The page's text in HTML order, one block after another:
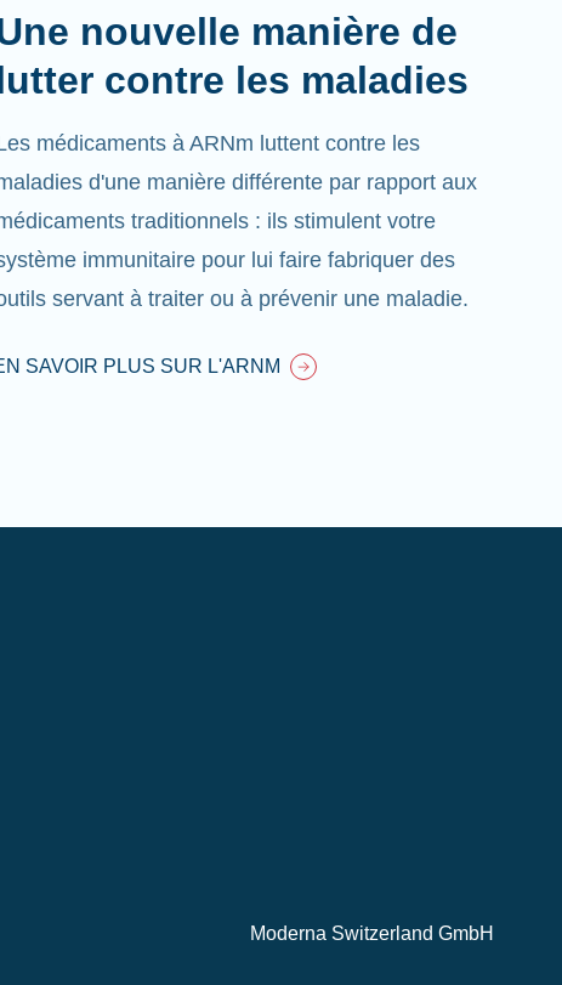
nouvelle manière de
contre les maladies
médicaments à ARNm luttent contre les
d'une manière différente par rapport aux
traditionnels : ils stimulent votre
immunitaire pour lui faire fabriquer des
servant à traiter ou à prévenir une maladie.
SAVOIR PLUS SUR L'ARNM
Moderna Switzerland GmbH